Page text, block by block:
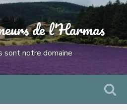
de l'Harmas
sont notre domaine